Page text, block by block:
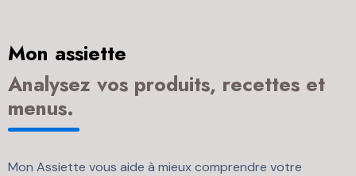
Mon assiette
Analysez vos produits, recettes et
menus.
Mon Assiette vous aide à mieux comprendre votre